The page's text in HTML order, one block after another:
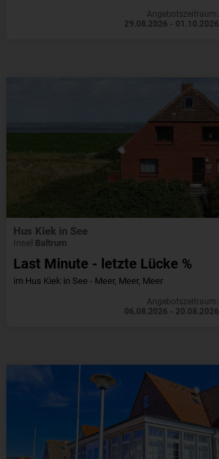
Angebotszeitraum:
29.08.2026 - 01.10.2026
Hus Kiek in See
Insel Baltrum
Last Minute - letzte Lücke %
im Hus Kiek in See - Meer, Meer, Meer
Angebotszeitraum:
06.08.2026 - 20.08.2026